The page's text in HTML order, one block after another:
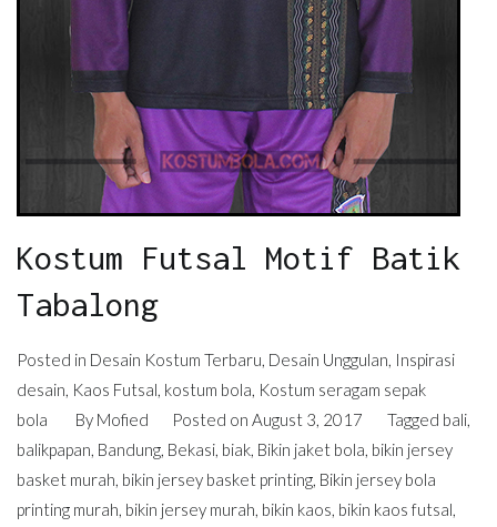
Kostum Futsal Motif Batik
Tabalong
Posted in Desain Kostum Terbaru, Desain Unggulan, Inspirasi
desain, Kaos Futsal, kostum bola, Kostum seragam sepak
bola
By Mofied Posted onAugust 3, 2017 Tagged bali,
balikpapan, Bandung, Bekasi, biak, Bikin jaket bola, bikin jersey
basket murah, bikin jersey basket printing, Bikin jersey bola
printing murah, bikin jersey murah, bikin kaos, bikin kaos futsal,